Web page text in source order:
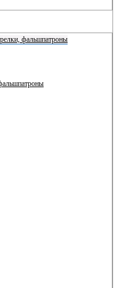
фальшпатроны